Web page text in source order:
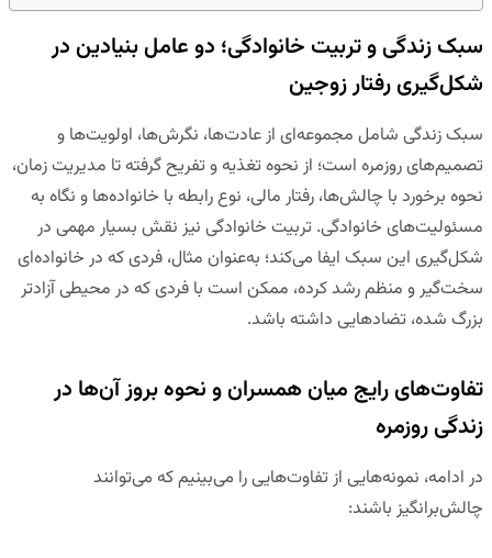
سبک زندگی و تربیت خانوادگی؛ دو عامل بنیادین در
شکل‌گیری رفتار زوجین
سبک زندگی شامل مجموعه‌ای از عادت‌ها، نگرش‌ها، اولویت‌ها و
تصمیم‌های روزمره است؛ از نحوه تغذیه و تفریح گرفته تا مدیریت زمان،
نحوه برخورد با چالش‌ها، رفتار مالی، نوع رابطه با خانواده‌ها و نگاه به
مسئولیت‌های خانوادگی. تربیت خانوادگی نیز نقش بسیار مهمی در
شکل‌گیری این سبک ایفا می‌کند؛ به‌عنوان مثال، فردی که در خانواده‌ای
سخت‌گیر و منظم رشد کرده، ممکن است با فردی که در محیطی آزادتر
بزرگ شده، تضادهایی داشته باشد.
تفاوت‌های رایج میان همسران و نحوه بروز آن‌ها در
زندگی روزمره
در ادامه، نمونه‌هایی از تفاوت‌هایی را می‌بینیم که می‌توانند
چالش‌برانگیز باشند: